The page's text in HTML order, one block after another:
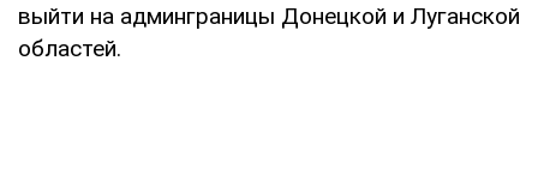
выйти на админграницы Донецкой и Луганской
областей.